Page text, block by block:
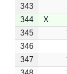
343
344
X
345
346
347